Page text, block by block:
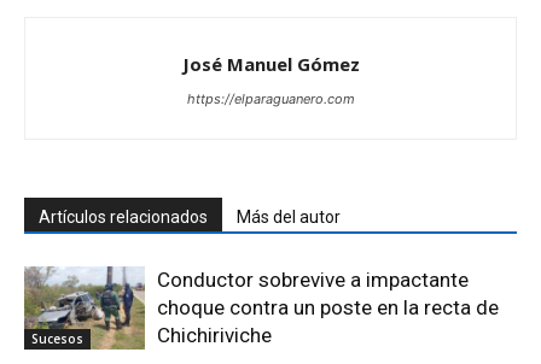
José Manuel Gómez
https://elparaguanero.com
Artículos relacionados Más del autor
Sucesos
Conductor sobrevive a impactante
choque contra un poste en la recta de
Chichiriviche